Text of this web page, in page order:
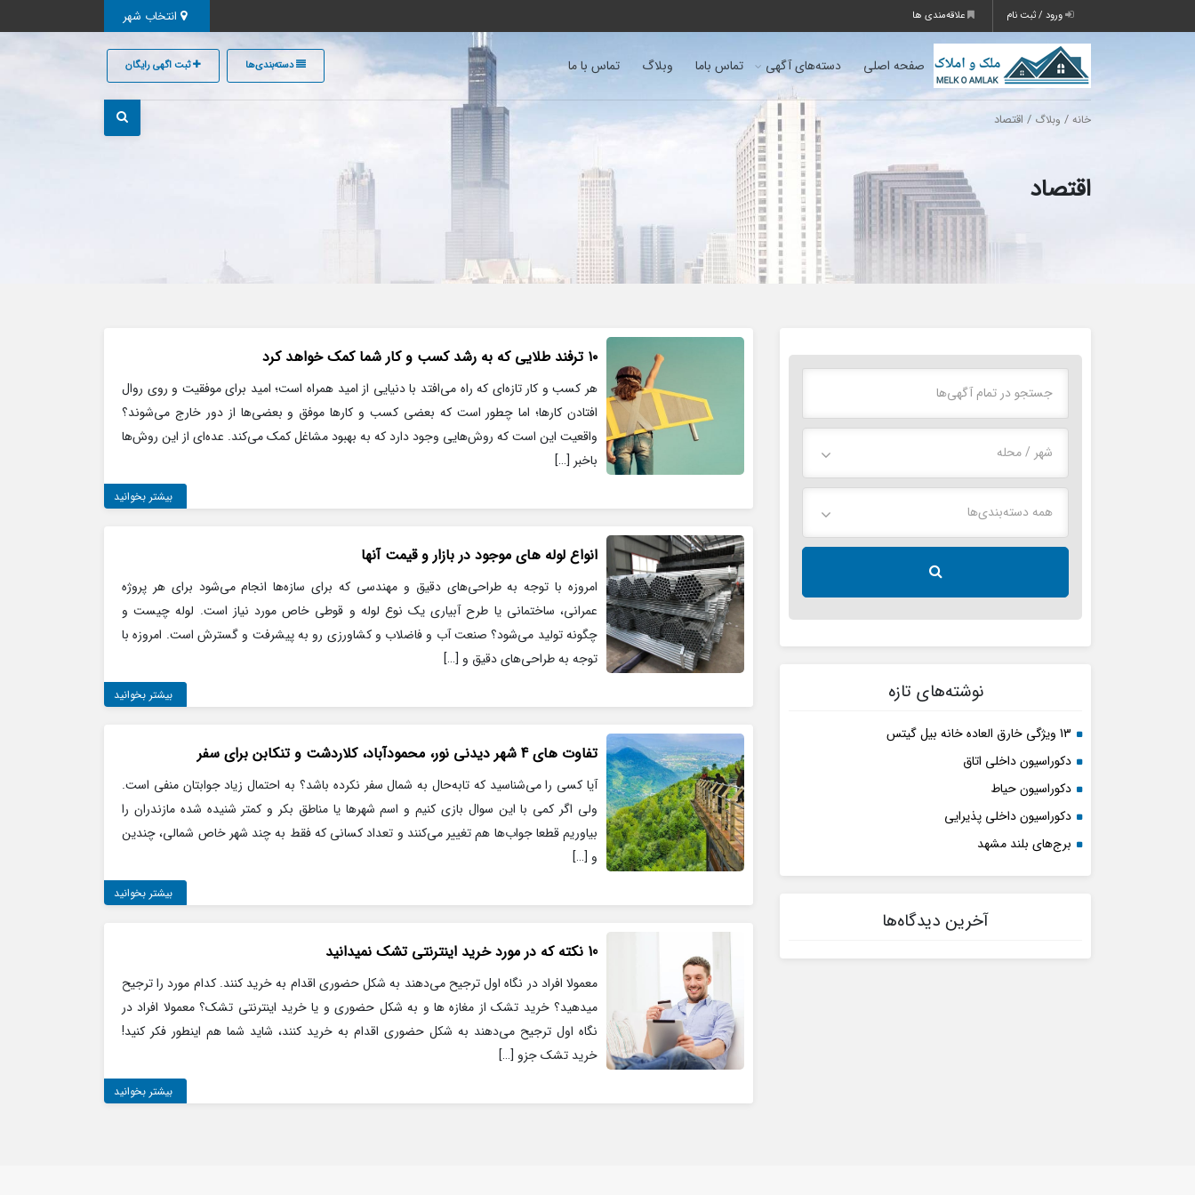
ورود / ثبت نام علاقه‌مندی ها
صفحه اصلی دسته‌های آگهی تماس باما وبلاگ تماس با ما دسته‌بندی‌ها ثبت اگهی رایگان
خانه / وبلاگ / اقتصاد
اقتصاد
شهر / محله
همه دسته‌بندی‌ها
نوشته‌های تازه
13 ویژگی خارق العاده خانه بیل گیتس
دکوراسیون داخلی اتاق
دکوراسیون حیاط
دکوراسیون داخلی پذیرایی
برج‌های بلند مشهد
آخرین دیدگاه‌ها
۱۰ ترفند طلایی که به رشد کسب و کار شما کمک خواهد کرد
هر کسب و کار تازه‌ای که راه می‌افتد با دنیایی از امید همراه است؛ امید برای موفقیت و روی روال
افتادن کارها؛ اما چطور است که بعضی کسب و کارها موفق و بعضی‌ها از دور خارج می‌شوند؟
واقعیت این است که روش‌هایی وجود دارد که به بهبود مشاغل کمک می‌کند. عده‌ای از این روش‌ها
باخبر […]
بیشتر بخوانید
انواع لوله های موجود در بازار و قیمت آنها
امروزه با توجه به طراحی‌های دقیق و مهندسی که برای سازه‌ها انجام می‌شود برای هر پروژه
عمرانی، ساختمانی یا طرح آبیاری یک نوع لوله و قوطی خاص مورد نیاز است. لوله چیست و
چگونه تولید می‌شود؟ صنعت آب و فاضلاب و کشاورزی رو به پیشرفت و گسترش است. امروزه با
توجه به طراحی‌های دقیق و […]
بیشتر بخوانید
تفاوت های 4 شهر دیدنی نور، محمودآباد، کلاردشت و تنکابن برای سفر
آیا کسی را می‌شناسید که تابه‌حال به شمال سفر نکرده‌ باشد؟ به احتمال زیاد جوابتان منفی است.
ولی اگر کمی با این سوال بازی کنیم و اسم شهرها یا مناطق بکر و کمتر شنیده شده مازندران را
بیاوریم قطعا جواب‌ها هم تغییر می‌کنند و تعداد کسانی که فقط به چند شهر خاص شمالی، چندین
و […]
بیشتر بخوانید
10 نکته که در مورد خرید اینترنتی تشک نمیدانید
معمولا افراد در نگاه اول ترجیح می‌دهند به شکل حضوری اقدام به خرید کنند. کدام مورد را ترجیح
میدهید؟ خرید تشک از مغازه ها و به شکل حضوری و یا خرید اینترنتی تشک؟ معمولا افراد در
نگاه اول ترجیح می‌دهند به شکل حضوری اقدام به خرید کنند، شاید شما هم اینطور فکر کنید!
خرید تشک جزو […]
بیشتر بخوانید